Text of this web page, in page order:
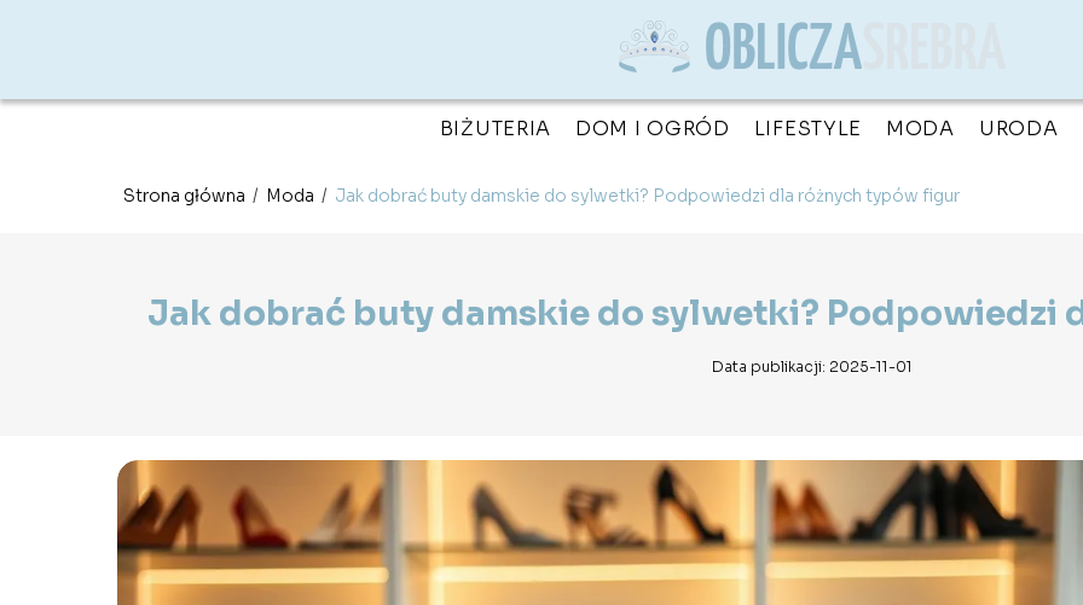
BIŻUTERIA DOM I OGRÓD LIFESTYLE MODA URODA
Strona główna / Moda / Jak dobrać buty damskie do sylwetki? Podpowiedzi dla różnych typów figur
Jak dobrać buty damskie do sylwetki? Podpowiedzi
Data publikacji: 2025-11-01